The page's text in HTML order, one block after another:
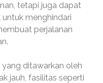
tetapi juga dapat
menghindari
perjalanan
ditawarkan oleh
jauh, fasilitas seperti